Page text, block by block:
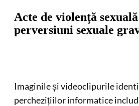
Acte de violență
perversiuni sexuale
Imaginile și videoclipurile
perchezițiilor informatice includ